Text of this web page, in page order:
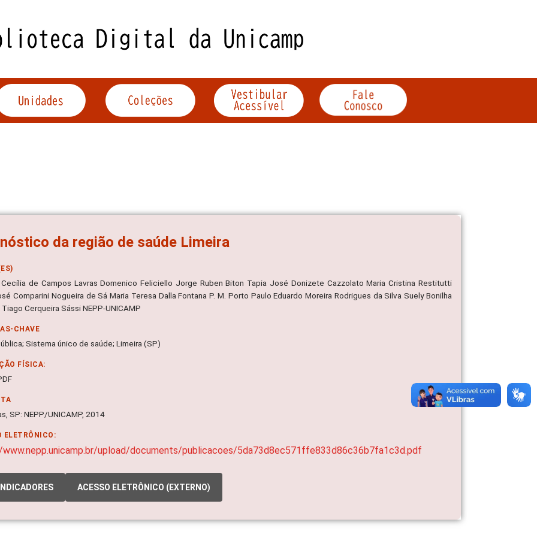
da região de saúde Limeira
Cecília de Campos Lavras Domenico Feliciello Jorge Ruben Biton Tapia José Donizete Cazzolato Maria Cristina Restitutti
Comparini Nogueira de Sá Maria Teresa Dalla Fontana P. M. Porto Paulo Eduardo Moreira Rodrigues da Silva Suely Bonilha
Cerqueira Sássi NEPP-UNICAMP
CHAVE
Sistema único de saúde; Limeira (SP)
FÍSICA:
SP: NEPP/UNICAMP, 2014
ELETRÔNICO:
upload/documents/publicacoes/5da73d8ec571ffe833d86c36b7fa1c3d.pdf
INDICADORES ACESSO ELETRÔNICO (EXTERNO)